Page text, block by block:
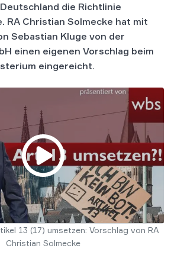
die Richtlinie
RA Christian Solmecke hat mit
Sebastian Kluge von der
einen eigenen Vorschlag beim
eingereicht.
13 (17) umsetzen: Vorschlag von RA
Christian Solmecke